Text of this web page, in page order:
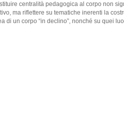
centralità pedagogica al corpo non
ma riflettere su tematiche inerenti la
di un corpo “in declino”, nonché su quei